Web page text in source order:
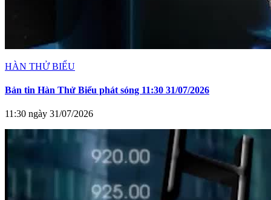
HÀN THỬ BIỂU
Bản tin Hàn Thử Biểu phát sóng 11:30 31/07/2026
11:30 ngày 31/07/2026